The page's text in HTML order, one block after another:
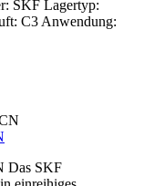
SKF Lagertyp:
C3 Anwendung:
Das SKF